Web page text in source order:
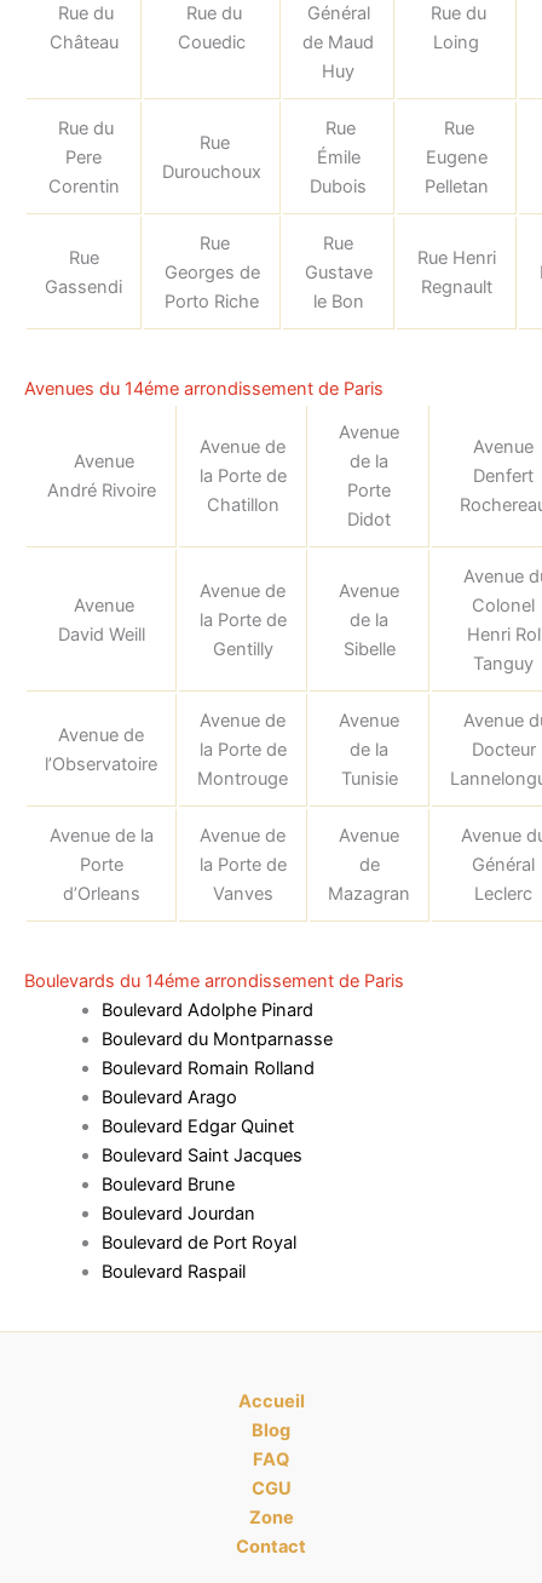
Rue du
Château
Rue du
Couedic
Général
de Maud
Huy
Rue du
Loing
Rue du
Pere
Corentin
Rue
Durouchoux
Rue
Émile
Dubois
Rue
Eugene
Pelletan
Rue
Gassendi
Rue
Georges de
Porto Riche
Rue
Gustave
le Bon
Rue Henri
Regnault
Avenues du 14éme arrondissement de Paris
Avenue
André Rivoire
Avenue de
la Porte de
Chatillon
Avenue
de la
Porte
Didot
Avenue
Denfert
Avenue
David Weill
Avenue de
la Porte de
Gentilly
Avenue
de la
Sibelle
Avenue
Colonel
Henri Rol
Tanguy
Avenue de
l’Observatoire
Avenue de
la Porte de
Montrouge
Avenue
de la
Tunisie
Avenue
Docteur
Avenue de la
Porte
d’Orleans
Avenue de
la Porte de
Vanves
Avenue
de
Mazagran
Avenue
Général
Leclerc
Boulevards du 14éme arrondissement de Paris
Boulevard Adolphe Pinard
Boulevard du Montparnasse
Boulevard Romain Rolland
Boulevard Arago
Boulevard Edgar Quinet
Boulevard Saint Jacques
Boulevard Brune
Boulevard Jourdan
Boulevard de Port Royal
Boulevard Raspail
Accueil
Blog
FAQ
CGU
Zone
Contact